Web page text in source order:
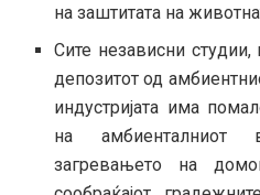
на заштитата на
Сите независни
депозитот од
индустријата има
на амбиенталниот
загревањето на